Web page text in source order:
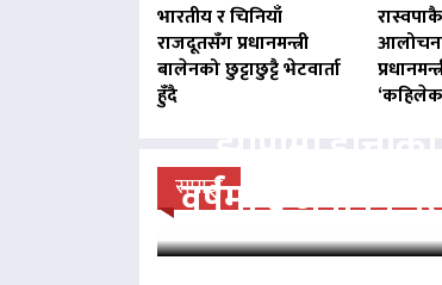
भारतीय र चिनियाँ
राजदूतसँग प्रधानमन्त्री
बालेनको छुट्टाछुट्टै भेटवार्ता
हुँदै
समाज
वर्षमा ६ जनाको